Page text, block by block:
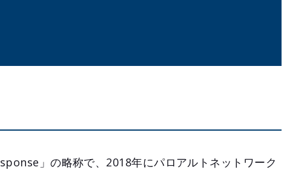
」の略称で、2018年にパロアルトネットワーク